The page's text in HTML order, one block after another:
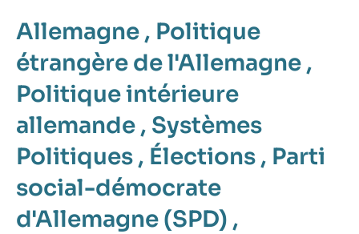
Allemagne , Politique
étrangère de l'Allemagne ,
Politique intérieure
allemande , Systèmes
Politiques , Élections , Parti
social-démocrate
d'Allemagne (SPD) ,